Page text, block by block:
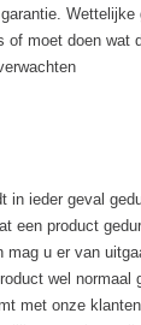
Wettelijke
of moet doen wat
in ieder geval
een product
mag u er van
wel normaal
met onze